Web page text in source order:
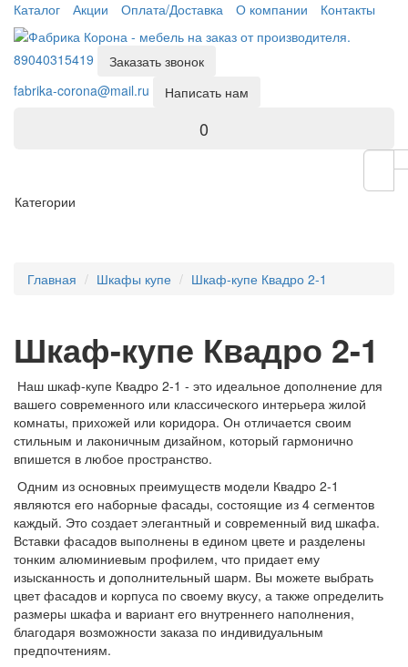
Каталог Акции Оплата/Доставка О компании Контакты
89040315419
Заказать звонок
fabrika-corona@mail.ru
Написать нам
0
Категории
Главная Шкафы купе Шкаф-купе Квадро 2-1
Шкаф-купе Квадро 2-1
Наш шкаф-купе Квадро 2-1 - это идеальное дополнение для
вашего современного или классического интерьера жилой
комнаты, прихожей или коридора. Он отличается своим
стильным и лаконичным дизайном, который гармонично
впишется в любое пространство.
Одним из основных преимуществ модели Квадро 2-1
являются его наборные фасады, состоящие из 4 сегментов
каждый. Это создает элегантный и современный вид шкафа.
Вставки фасадов выполнены в едином цвете и разделены
тонким алюминиевым профилем, что придает ему
изысканность и дополнительный шарм. Вы можете выбрать
цвет фасадов и корпуса по своему вкусу, а также определить
размеры шкафа и вариант его внутреннего наполнения,
благодаря возможности заказа по индивидуальным
предпочтениям.